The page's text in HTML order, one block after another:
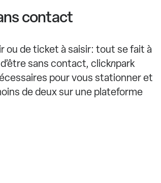
contact
ou de ticket à saisir: tout se fait à
sans contact, clicknpark
pour vous stationner et
de deux sur une plateforme